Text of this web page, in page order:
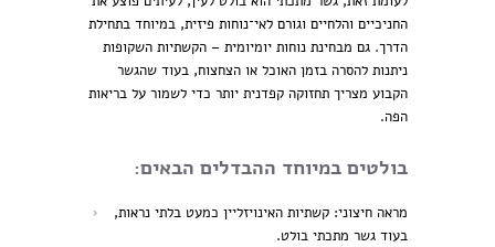
החניכיים והלחיים וגורם לאי־נוחות פיזית, במיוחד בתחילת
הדרך. גם מבחינת נוחות יומיומית – הקשתיות השקופות
ניתנות להסרה בזמן האוכל או הצחצוח, בעוד שהגשר
הקבוע מצריך תחזוקה קפדנית יותר כדי לשמור על בריאות
הפה.
בולטים במיוחד ההבדלים הבאים:
מראה חיצוני: קשתיות האינויזליין כמעט בלתי נראות,
בעוד גשר מתכתי בולט.